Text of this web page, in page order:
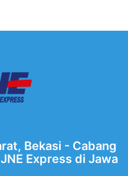
Bekasi - Cabang
Express di Jawa